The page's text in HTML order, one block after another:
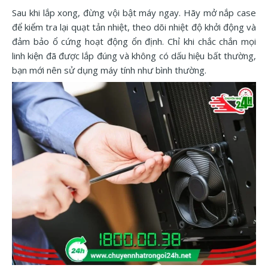
Sau khi lắp xong, đừng vội bật máy ngay. Hãy mở nắp case
để kiểm tra lại quạt tản nhiệt, theo dõi nhiệt độ khởi động và
đảm bảo ổ cứng hoạt động ổn định. Chỉ khi chắc chắn mọi
linh kiện đã được lắp đúng và không có dấu hiệu bất thường,
bạn mới nên sử dụng máy tính như bình thường.